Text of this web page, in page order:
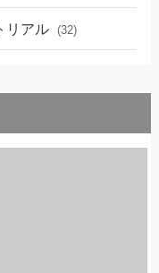
リアル (32)